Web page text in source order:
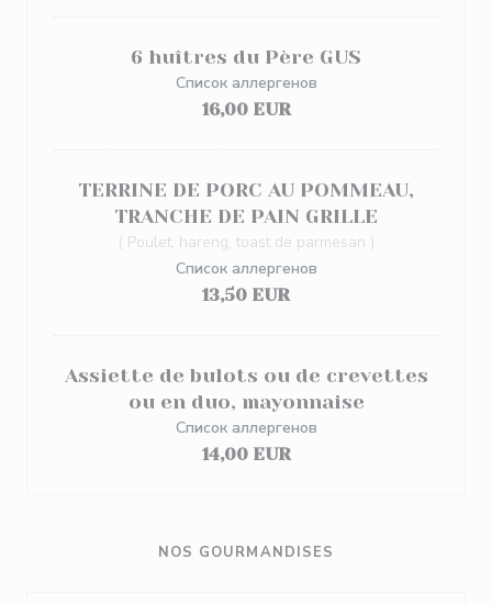
6 huîtres du Père GUS
Список аллергенов
16,00 EUR
TERRINE DE PORC AU POMMEAU,
TRANCHE DE PAIN GRILLE
( Poulet, hareng, toast de parmesan )
Список аллергенов
13,50 EUR
Assiette de bulots ou de crevettes
ou en duo, mayonnaise
Список аллергенов
14,00 EUR
NOS GOURMANDISES